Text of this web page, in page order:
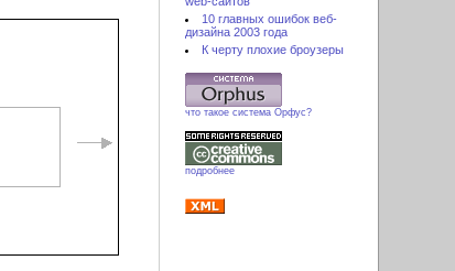
10 главных ошибок веб-
дизайна 2003 года
К черту плохие броузеры
что такое система Орфус?
подробнее